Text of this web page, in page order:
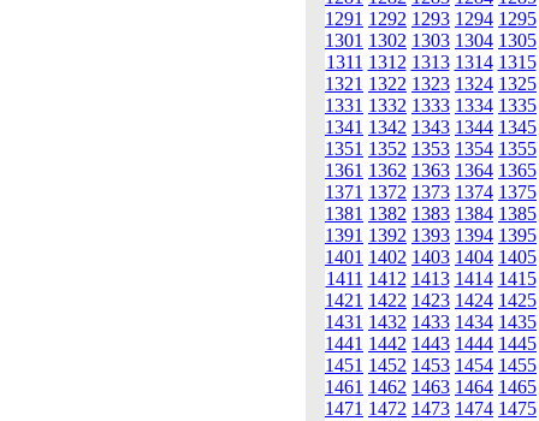
1291 1292 1293 1294 1295
1301 1302 1303 1304 1305
1311 1312 1313 1314 1315
1321 1322 1323 1324 1325
1331 1332 1333 1334 1335
1341 1342 1343 1344 1345
1351 1352 1353 1354 1355
1361 1362 1363 1364 1365
1371 1372 1373 1374 1375
1381 1382 1383 1384 1385
1391 1392 1393 1394 1395
1401 1402 1403 1404 1405
1411 1412 1413 1414 1415
1421 1422 1423 1424 1425
1431 1432 1433 1434 1435
1441 1442 1443 1444 1445
1451 1452 1453 1454 1455
1461 1462 1463 1464 1465
1471 1472 1473 1474 1475